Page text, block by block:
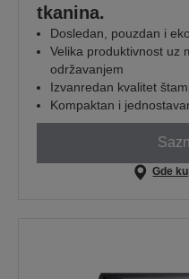
tkanina.
Dosledan, pouzdan i
Velika produktivnost uz
održavanjem
Izvanredan kvalitet
Kompaktan i
Gde